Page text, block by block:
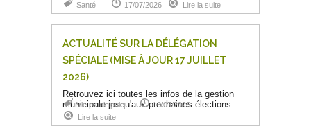
Santé 17/07/2026 Lire la suite
ACTUALITÉ SUR LA DÉLÉGATION
SPÉCIALE (MISE À JOUR 17 JUILLET
2026)
Retrouvez ici toutes les infos de la gestion
municipale jusqu'aux prochaines élections.
Vie municipale
16/07/2026
Lire la suite